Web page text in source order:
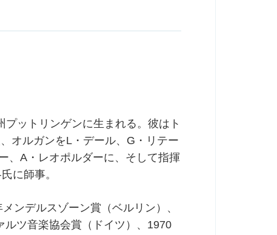
ットリンゲンに生まれる。彼はト
オルガンをL・デール、G・リテー
、A・レオポルダーに、そして指揮
に師事。
ンデルスゾーン賞（ベルリン）、
ツ音楽協会賞（ドイツ）、1970